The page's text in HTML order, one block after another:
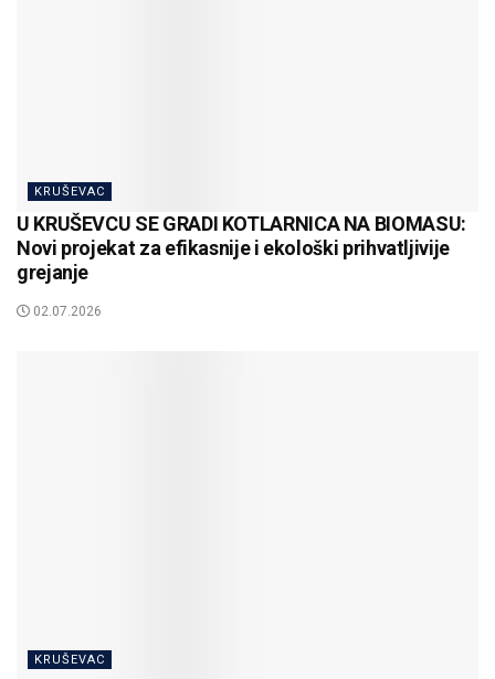
KRUŠEVAC
U KRUŠEVCU SE GRADI KOTLARNICA NA BIOMASU:
Novi projekat za efikasnije i ekološki prihvatljivije
grejanje
02.07.2026
KRUŠEVAC